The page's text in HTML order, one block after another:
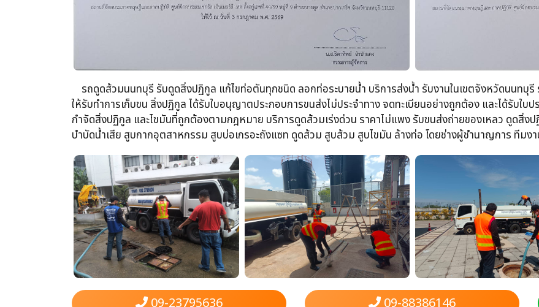
รถดูดส้วม​นนทบุรี รับดูดสิ่งปฏิกูล​ แก้ไขท่อตันทุกชนิด​ ลอกท่อระบายน้ำ​ บริการส่งน้ำ รับงานในเขตจังหวัดนนทบุ
ให้รับทำการเก็บขน​ สิ่งปฏิกูล ได้รับใบอนุญาตประกอบการขนส่งไม่ประจำทาง จดทะเบียนอย่างถูกต้อง​ และได้รับใ
กำจัดสิ่งปฏิกูล​ และไขมันที่ถูกต้องตามกฎหมาย บริการดูดส้วมเร่งด่วน​ ราคาไม่แพง รับขนส่งถ่ายของเหลว​ ดูดสิ่ง
บำบัดน้ำเสีย​ สูบกากอุตสาหกรรม​ สูบบ่อเกรอะถังแซท​ ดูดส้วม​ สูบส้วม​ สูบไขมัน​ ล้างท่อ​ โดยช่างผู้ชำนาญการ​ ที
09-23795636 09-88386146